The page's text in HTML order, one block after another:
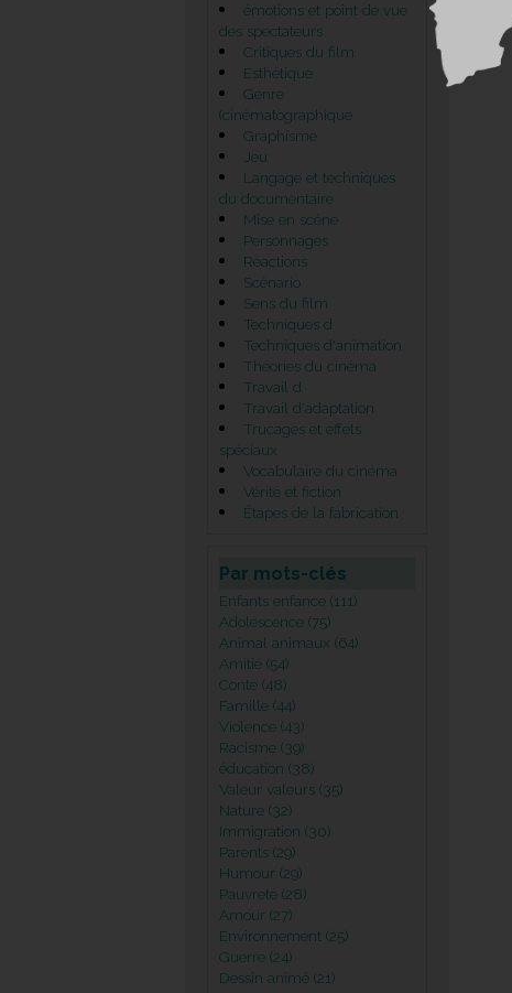
émotions et point de vue
des spectateurs
Critiques du film
Esthétique
Genre
(cinématographique
Graphisme
Jeu
Langage et techniques
du documentaire
Mise en scène
Personnages
Réactions
Scénario
Sens du film
Techniques d
Techniques d'animation
Théories du cinéma
Travail d
Travail d'adaptation
Trucages et effets
spéciaux
Vocabulaire du cinéma
Vérité et fiction
Étapes de la fabrication
Par mots-clés
Enfants enfance (111)
Adolescence (75)
Animal animaux (64)
Amitié (54)
Conte (48)
Famille (44)
Violence (43)
Racisme (39)
éducation (38)
Valeur valeurs (35)
Nature (32)
Immigration (30)
Parents (29)
Humour (29)
Pauvreté (28)
Amour (27)
Environnement (25)
Guerre (24)
Dessin animé (21)